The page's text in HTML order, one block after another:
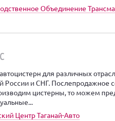
Объединение
для различных
России и СНГ. Послепродажное
цистерны, то можем
Центр Таганай-Авто